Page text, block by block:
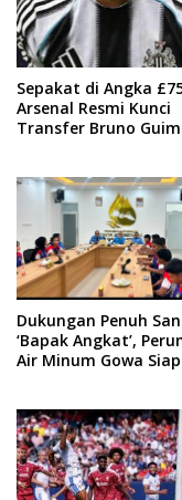
Sepakat di Angka
Arsenal Resmi Kunci
Transfer Bruno
Dukungan Penuh
‘Bapak Angkat’,
Air Minum Gowa